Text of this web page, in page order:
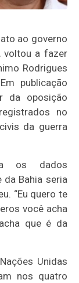
ao governo
voltou a fazer
Rodrigues
publicação
da oposição
no
da guerra
os dados
da Bahia seria
“Eu quero te
você acha
que é da
Unidas
nos quatro